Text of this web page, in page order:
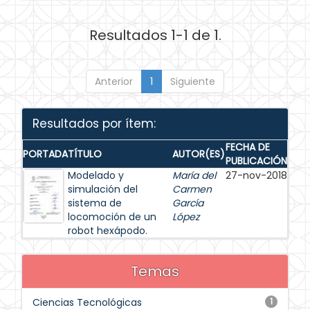
Resultados 1-1 de 1.
Anterior 1 Siguiente
Resultados por ítem:
PORTADATÍTULO AUTOR(ES)FECHA DE
PUBLICACIÓN
Modelado y
simulación del
sistema de
locomoción de un
robot hexápodo.
María del
Carmen
García
López
27-nov-2018
Temas
1
Ciencias Tecnológicas